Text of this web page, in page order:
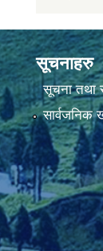
सूचनाहरु
सूचना तथा
सार्वजनिक